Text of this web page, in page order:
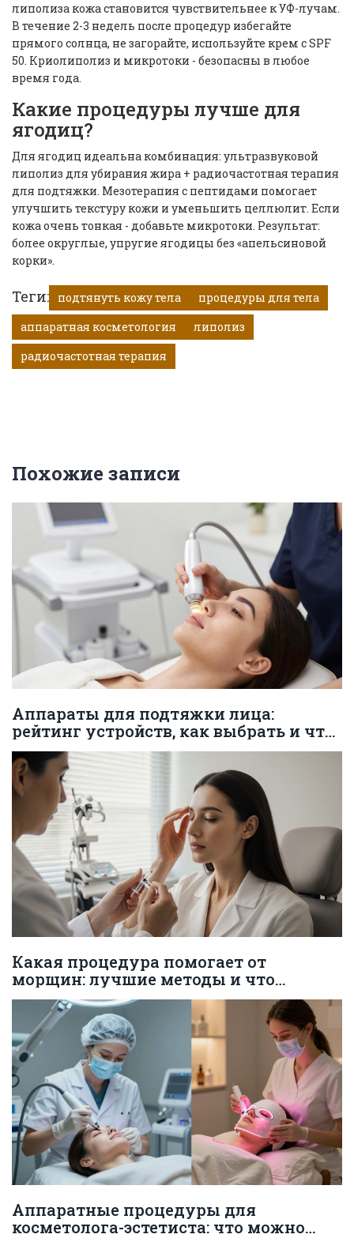
липолиза кожа становится чувствительнее к УФ-лучам.
В течение 2-3 недель после процедур избегайте
прямого солнца, не загорайте, используйте крем с SPF
50. Криолиполиз и микротоки - безопасны в любое
время года.
Какие процедуры лучше для
ягодиц?
Для ягодиц идеальна комбинация: ультразвуковой
липолиз для убирания жира + радиочастотная терапия
для подтяжки. Мезотерапия с пептидами помогает
улучшить текстуру кожи и уменьшить целлюлит. Если
кожа очень тонкая - добавьте микротоки. Результат:
более округлые, упругие ягодицы без «апельсиновой
корки».
Теги: подтянуть кожу тела
процедуры для тела
аппаратная косметология
липолиз
радиочастотная терапия
Похожие записи
Аппараты для подтяжки лица:
рейтинг устройств, как выбрать и что
работает
Какая процедура помогает от
морщин: лучшие методы и что
действительно работает
Аппаратные процедуры для
косметолога-эстетиста: что можно